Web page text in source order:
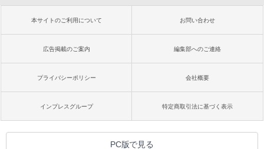
本サイトのご利用について お問い合わせ
広告掲載のご案内 編集部へのご連絡
プライバシーポリシー 会社概要
インプレスグループ 特定商取引法に基づく表示
PC版で見る